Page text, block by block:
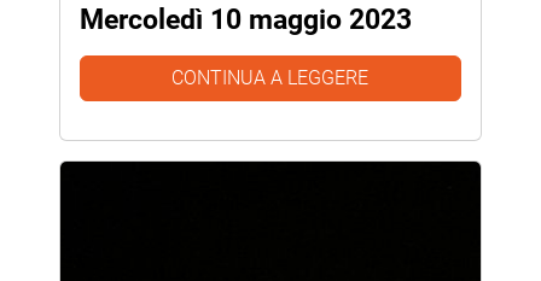
Mercoledì 10 maggio 2023
CONTINUA A LEGGERE